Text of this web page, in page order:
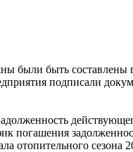
были быть составлены
подписали
погашения
сезона